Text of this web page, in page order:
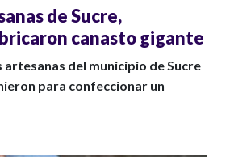
de Sucre,
canasto gigante
artesanas del municipio de Sucre
para confeccionar un